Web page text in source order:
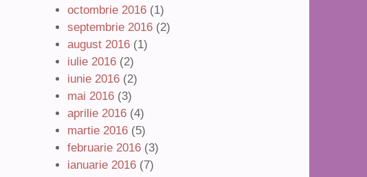
octombrie 2016 (1)
septembrie 2016 (2)
august 2016 (1)
iulie 2016 (2)
iunie 2016 (2)
mai 2016 (3)
aprilie 2016 (4)
martie 2016 (5)
februarie 2016 (3)
ianuarie 2016 (7)